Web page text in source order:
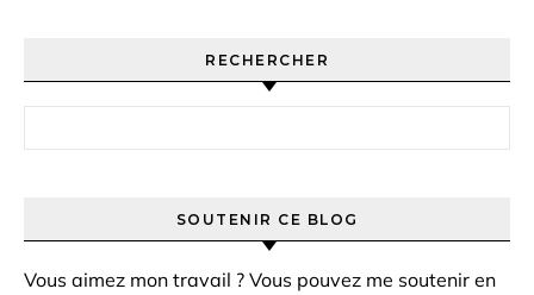
RECHERCHER
SOUTENIR CE BLOG
Vous aimez mon travail ? Vous pouvez me soutenir en